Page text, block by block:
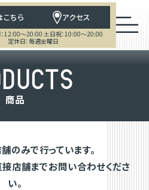
ちら アクセス
12:00～20:00 土日祝：10:00～20:00
定休日：毎週金曜日
DUCTS
商品
のみで行っています。
店舗までお問い合わせくださ
い。